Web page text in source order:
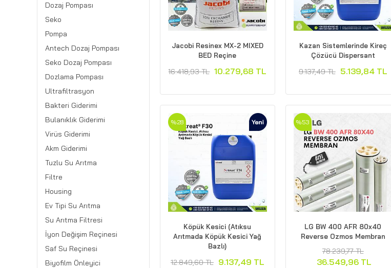
Dozaj Pompası
Seko
Pompa
Antech Dozaj Pompası
Seko Dozaj Pompası
Dozlama Pompası
Ultrafiltrasyon
Bakteri Giderimi
Bulanıklık Giderimi
Virüs Giderimi
Akm Giderimi
Tuzlu Su Arıtma
Filtre
Housing
Ev Tipi Su Arıtma
Su Arıtma Filtresi
İyon Değişim Reçinesi
Saf Su Reçinesi
Biyofilm Önleyici
Jacobi Resinex MX-2 MIXED
BED Reçine
16.418,93 TL 10.279,68 TL
Kazan Sistemlerinde Kireç
Çözücü Dispersant
9.137,49 TL 5.139,84 TL
Köpük Kesici (Atıksu
Arıtmada Köpük Kesici Yağ
Bazlı)
12.849,60 TL 9.137,49 TL
%28
LG BW 400 AFR 80x40
Reverse Ozmos Membran
78.239,77 TL
36.549,96 TL
%53